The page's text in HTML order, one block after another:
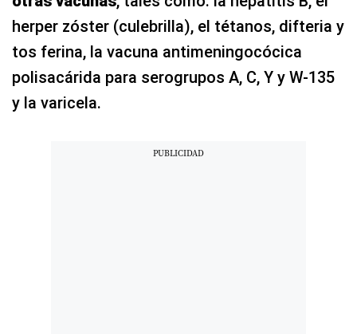
herper zóster (culebrilla), el tétanos, difteria y
tos ferina, la vacuna antimeningocócica
polisacárida para serogrupos A, C, Y y W-135
y la varicela.